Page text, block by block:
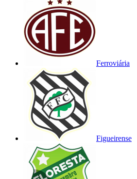
Ferroviária
Figueirense